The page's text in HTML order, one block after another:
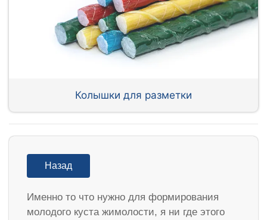
Колышки для разметки
Назад
Именно то что нужно для формирования
молодого куста жимолости, я ни где этого